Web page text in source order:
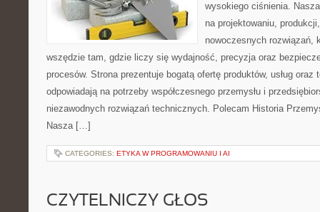
wysokiego ciśnienia.
na projektowaniu,
nowoczesnych rozwiązań,
wszędzie tam, gdzie liczy się wydajność, precyzja oraz
procesów. Strona prezentuje bogatą ofertę produktów, usług oraz
odpowiadają na potrzeby współczesnego przemysłu i
niezawodnych rozwiązań technicznych. Polecam Historia
Nasza […]
CATEGORIES: ETYKA W PROGRAMOWANIU I AI
CZYTELNICZY GŁOS